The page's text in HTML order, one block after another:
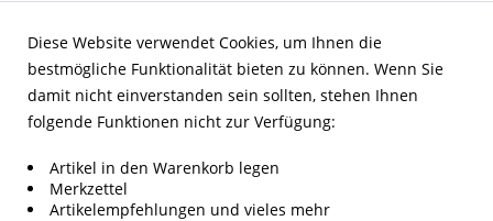
Menü
Übersicht Deutsche Nationalspieler
Diese Website verwendet Cookies, um Ihnen die
bestmögliche Funktionalität bieten zu können. Wenn Sie
damit nicht einverstanden sein sollten, stehen Ihnen
folgende Funktionen nicht zur Verfügung:
Artikel in den Warenkorb legen
Merkzettel
Artikelempfehlungen und vieles mehr